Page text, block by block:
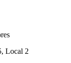
Local 2